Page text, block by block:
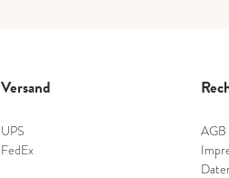
Versand
UPS
FedEx
AGB